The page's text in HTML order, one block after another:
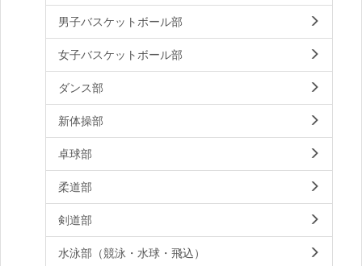
男子バスケットボール部
女子バスケットボール部
ダンス部
新体操部
卓球部
柔道部
剣道部
水泳部（競泳・水球・飛込）